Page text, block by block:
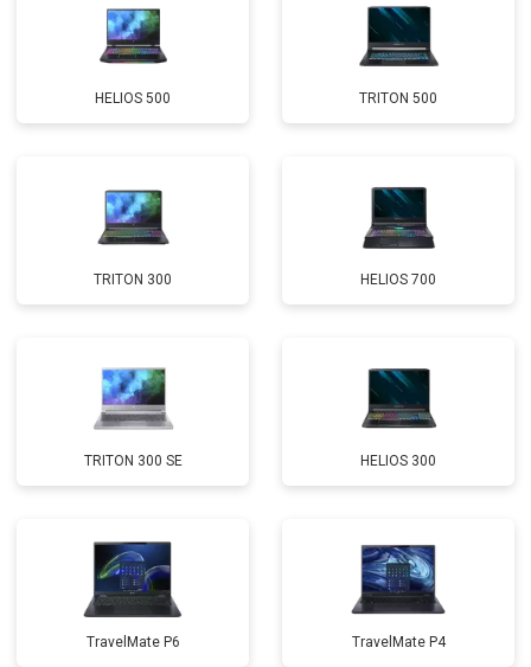
Замена Wi-Fi от 2200 ₽ Заказать
Ремонт цепи питания от 3500 ₽ Заказать
Замена USB порта от 2200 ₽ Заказать
Замена кулера от 2600 ₽ Заказать
Замена микрофона от 2600 ₽ Заказать
Замена оперативной памяти от 1100 ₽ Заказать
Замена северного моста от 3500 ₽ Заказать
Ремонт петель от 3990 ₽ Заказать
HELIOS 500 TRITON 500
TRITON 300 HELIOS 700
TRITON 300 SE HELIOS 300
TravelMate P6 TravelMate P4